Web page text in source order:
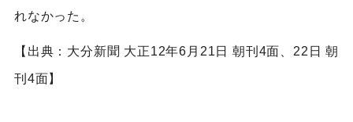
れなかった。
【出典：大分新聞 大正12年6月21日 朝刊4面、22日 朝
刊4面】